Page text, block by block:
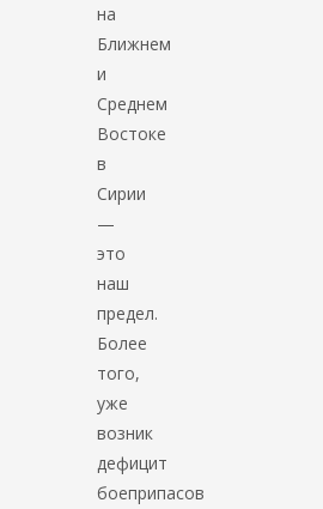
на
Ближнем
и
Среднем
Востоке
в
Сирии
—
это
наш
предел.
Более
того,
уже
возник
дефицит
боеприпасов